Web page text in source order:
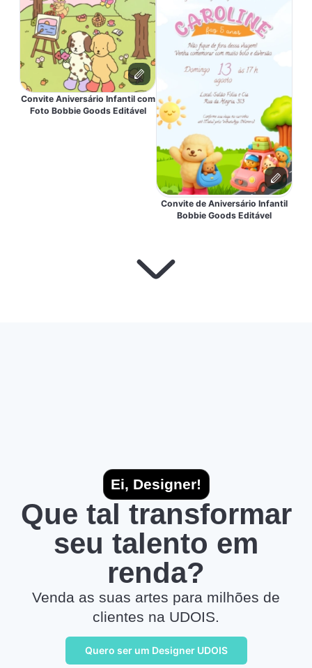
Convite Aniversário Infantil com
Foto Bobbie Goods Editável
Convite de Aniversário Infantil
Bobbie Goods Editável
Ei, Designer!
Que tal transformar
seu talento em
renda?
Venda as suas artes para milhões de
clientes na UDOIS.
Quero ser um Designer UDOIS